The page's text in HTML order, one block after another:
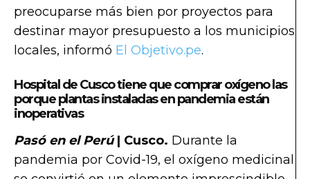
preocuparse más bien por proyectos para
destinar mayor presupuesto a los municipios
locales, informó El Objetivo.pe.
Hospital de Cusco tiene que comprar oxígeno las
porque plantas instaladas en pandemia están
inoperativas
Pasó en el Perú| Cusco. Durante la
pandemia por Covid-19, el oxígeno medicinal